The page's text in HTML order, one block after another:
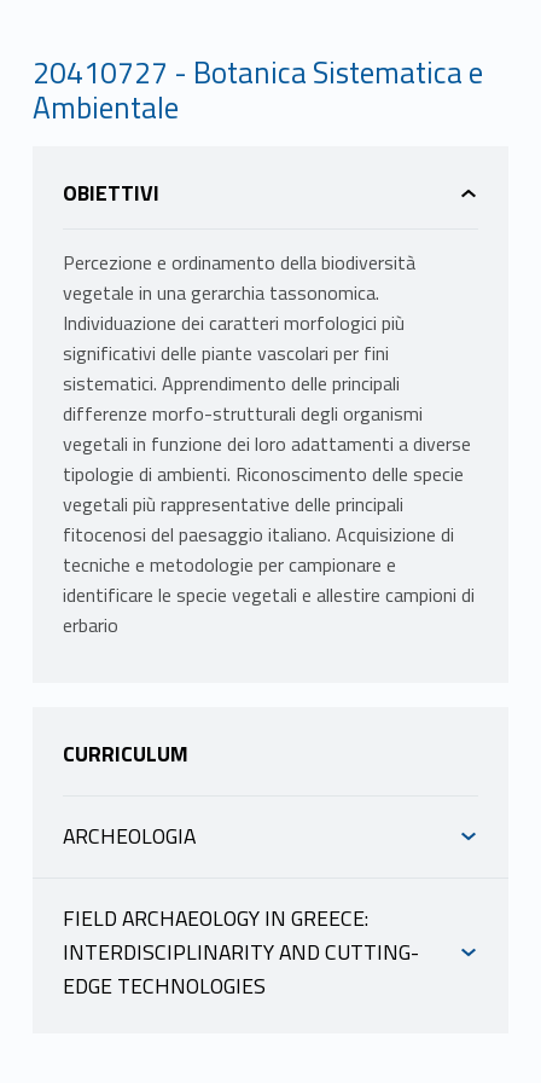
20410727 - Botanica Sistematica e
Ambientale
OBIETTIVI
Percezione e ordinamento della biodiversità
vegetale in una gerarchia tassonomica.
Individuazione dei caratteri morfologici più
significativi delle piante vascolari per fini
sistematici. Apprendimento delle principali
differenze morfo-strutturali degli organismi
vegetali in funzione dei loro adattamenti a diverse
tipologie di ambienti. Riconoscimento delle specie
vegetali più rappresentative delle principali
fitocenosi del paesaggio italiano. Acquisizione di
tecniche e metodologie per campionare e
identificare le specie vegetali e allestire campioni di
erbario
CURRICULUM
ARCHEOLOGIA
CESCHIN SIMONA
scheda docente
FIELD ARCHAEOLOGY IN GREECE:
INTERDISCIPLINARITY AND CUTTING-
EDGE TECHNOLOGIES